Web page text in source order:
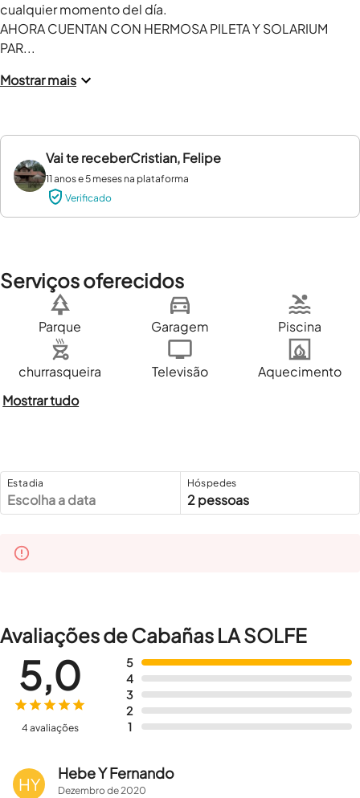
cualquier momento del día.
AHORA CUENTAN CON HERMOSA PILETA Y SOLARIUM
PAR...
Mostrar mais
Vai te receberCristian, Felipe
11 anos e 5 meses na plataforma
Verificado
Serviços oferecidos
Parque Garagem Piscina
churrasqueira Televisão
Aquecimento
Mostrar tudo
Estadia
Escolha a data
Hóspedes
2 pessoas
Avaliações de Cabañas LA SOLFE
5
4
3
2
1
5,0
4 avaliações
HY
Hebe Y Fernando
Dezembrode2020